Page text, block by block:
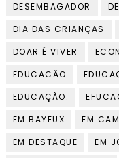
DESEMBAGADOR
DIA DAS CRIANÇAS
DOAR É VIVER
EDUCACÃO
EDUCAÇÃO.
EM BAYEUX
EM
EM DESTAQUE
EM